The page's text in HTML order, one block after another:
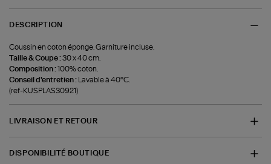
DESCRIPTION
Coussin en coton éponge. Garniture incluse.
Taille & Coupe :30 x 40 cm.
Composition :100% coton.
Conseil d'entretien :
Lavable à 40°C.
(ref-KUSPLAS30921)
LIVRAISON ET RETOUR
DISPONIBILITÉ BOUTIQUE